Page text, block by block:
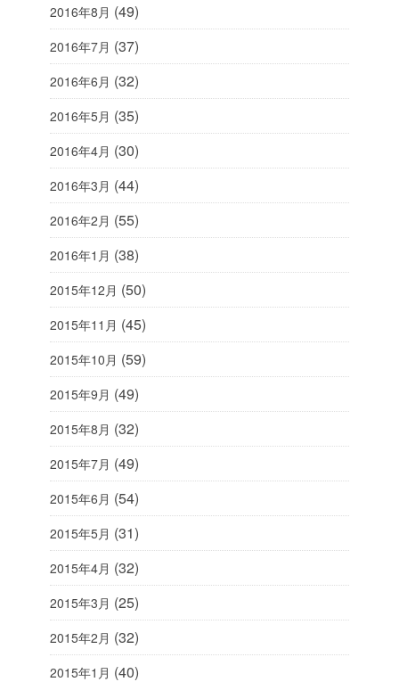
2016年8月 (49)
2016年7月 (37)
2016年6月 (32)
2016年5月 (35)
2016年4月 (30)
2016年3月 (44)
2016年2月 (55)
2016年1月 (38)
2015年12月 (50)
2015年11月 (45)
2015年10月 (59)
2015年9月 (49)
2015年8月 (32)
2015年7月 (49)
2015年6月 (54)
2015年5月 (31)
2015年4月 (32)
2015年3月 (25)
2015年2月 (32)
2015年1月 (40)